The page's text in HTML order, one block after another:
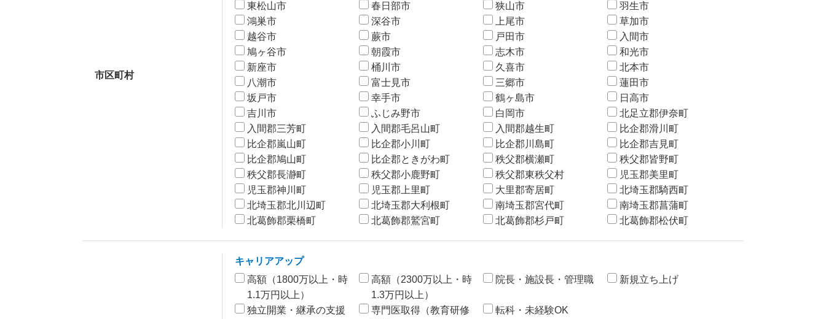
市区町村
東松山市
春日部市 狭山市
羽生市
鴻巣市
深谷市 上尾市
草加市
越谷市
蕨市 戸田市
入間市
鳩ヶ谷市
朝霞市 志木市
和光市
新座市
桶川市 久喜市
北本市
八潮市
富士見市 三郷市
蓮田市
坂戸市
幸手市 鶴ヶ島市
日高市
吉川市
ふじみ野市 白岡市
北足立郡伊奈町
入間郡三芳町
入間郡毛呂山町 入間郡越生町
比企郡滑川町
比企郡嵐山町
比企郡小川町 比企郡川島町
比企郡吉見町
比企郡鳩山町
比企郡ときがわ町 秩父郡横瀬町
秩父郡皆野町
秩父郡長瀞町
秩父郡小鹿野町 秩父郡東秩父村
児玉郡美里町
児玉郡神川町
児玉郡上里町 大里郡寄居町
北埼玉郡騎西町
北埼玉郡北川辺町
北埼玉郡大利根町 南埼玉郡宮代町
南埼玉郡菖蒲町
北葛飾郡栗橋町
北葛飾郡鷲宮町 北葛飾郡杉戸町 北葛飾郡松伏町
キャリアアップ
高額（1800万以上・時
1.1万円以上）
高額（2300万以上・時
1.3万円以上）
院長・施設長・管理職 新規立ち上げ
独立開業・継承の支援
専門医取得（教育研修
転科・未経験OK